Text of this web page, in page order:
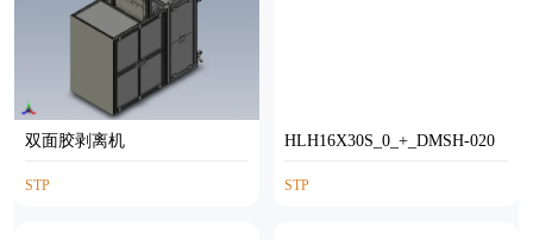
双面胶剥离机
STP
HLH16X30S_0_+_DMSH-020
STP